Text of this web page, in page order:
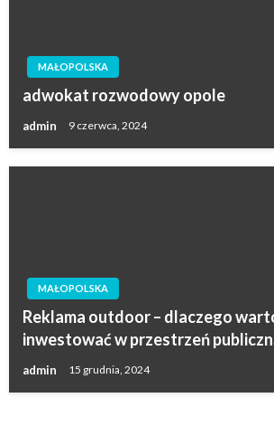
MAŁOPOLSKA
adwokat rozwodowy opole
admin 9 czerwca, 2024
MAŁOPOLSKA
Reklama outdoor – dlaczego
inwestować w przestrzeń
admin 15 grudnia, 2024